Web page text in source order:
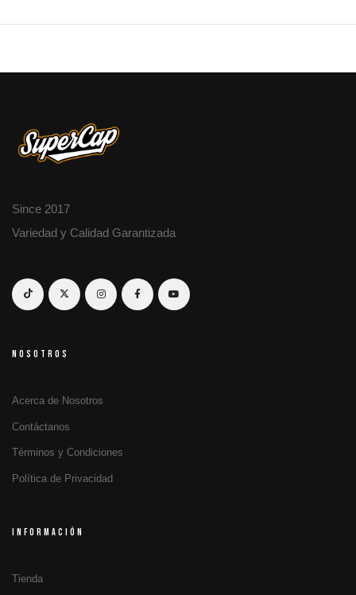
Since 2017
Variedad y Calidad Garantizada
NOSOTROS
Acerca de Nosotros
Contáctanos
Términos y Condiciones
Política de Privacidad
INFORMACIÓN
Tienda